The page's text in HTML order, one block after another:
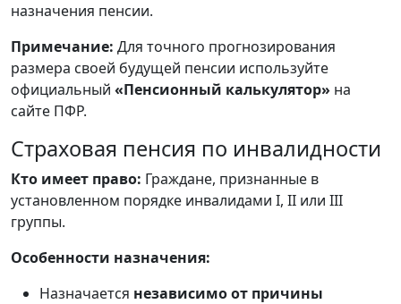
назначения пенсии.
Примечание: Для точного прогнозирования
размера своей будущей пенсии используйте
официальный «Пенсионный калькулятор» на
сайте ПФР.
Страховая пенсия по инвалидности
Кто имеет право: Граждане, признанные в
установленном порядке инвалидами I, II или III
группы.
Особенности назначения:
Назначается независимо от причины